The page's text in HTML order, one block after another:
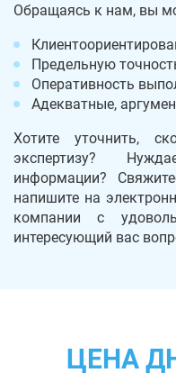
Обращаясь к нам, вы
Предельную
Оперативность
Адекватные,
Хотите уточнить,
экспертизу?
информации?
напишите на
компании с
интересующий вас
ЦЕНА